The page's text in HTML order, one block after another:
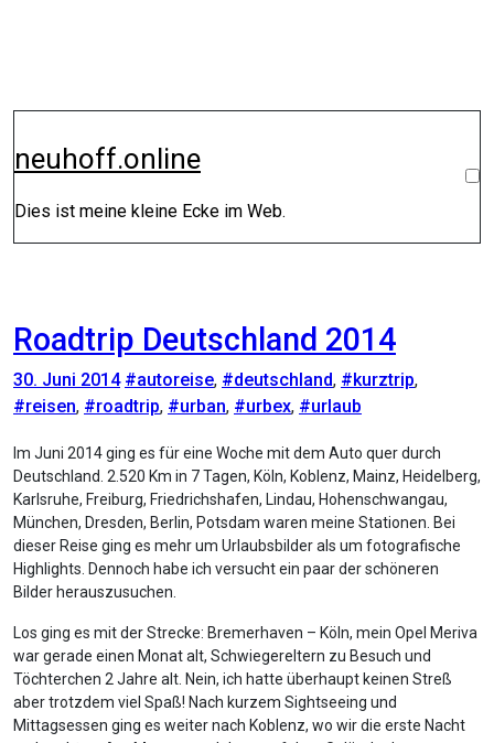
neuhoff.online
Dies ist meine kleine Ecke im Web.
Roadtrip Deutschland 2014
30. Juni 2014 #autoreise, #deutschland, #kurztrip,
#reisen, #roadtrip, #urban, #urbex, #urlaub
Deutschland. 2.520 Km in 7 Tagen, Köln, Koblenz, Mainz, Heidelberg,
Karlsruhe, Freiburg, Friedrichshafen, Lindau, Hohenschwangau,
München, Dresden, Berlin, Potsdam waren meine Stationen. Bei
dieser Reise ging es mehr um Urlaubsbilder als um fotografische
Highlights. Dennoch habe ich versucht ein paar der schöneren
Bilder herauszusuchen.
Los ging es mit der Strecke: Bremerhaven – Köln, mein Opel Meriva
war gerade einen Monat alt, Schwiegereltern zu Besuch und
Töchterchen 2 Jahre alt. Nein, ich hatte überhaupt keinen Streß
aber trotzdem viel Spaß! Nach kurzem Sightseeing und
Mittagsessen ging es weiter nach Koblenz, wo wir die erste Nacht